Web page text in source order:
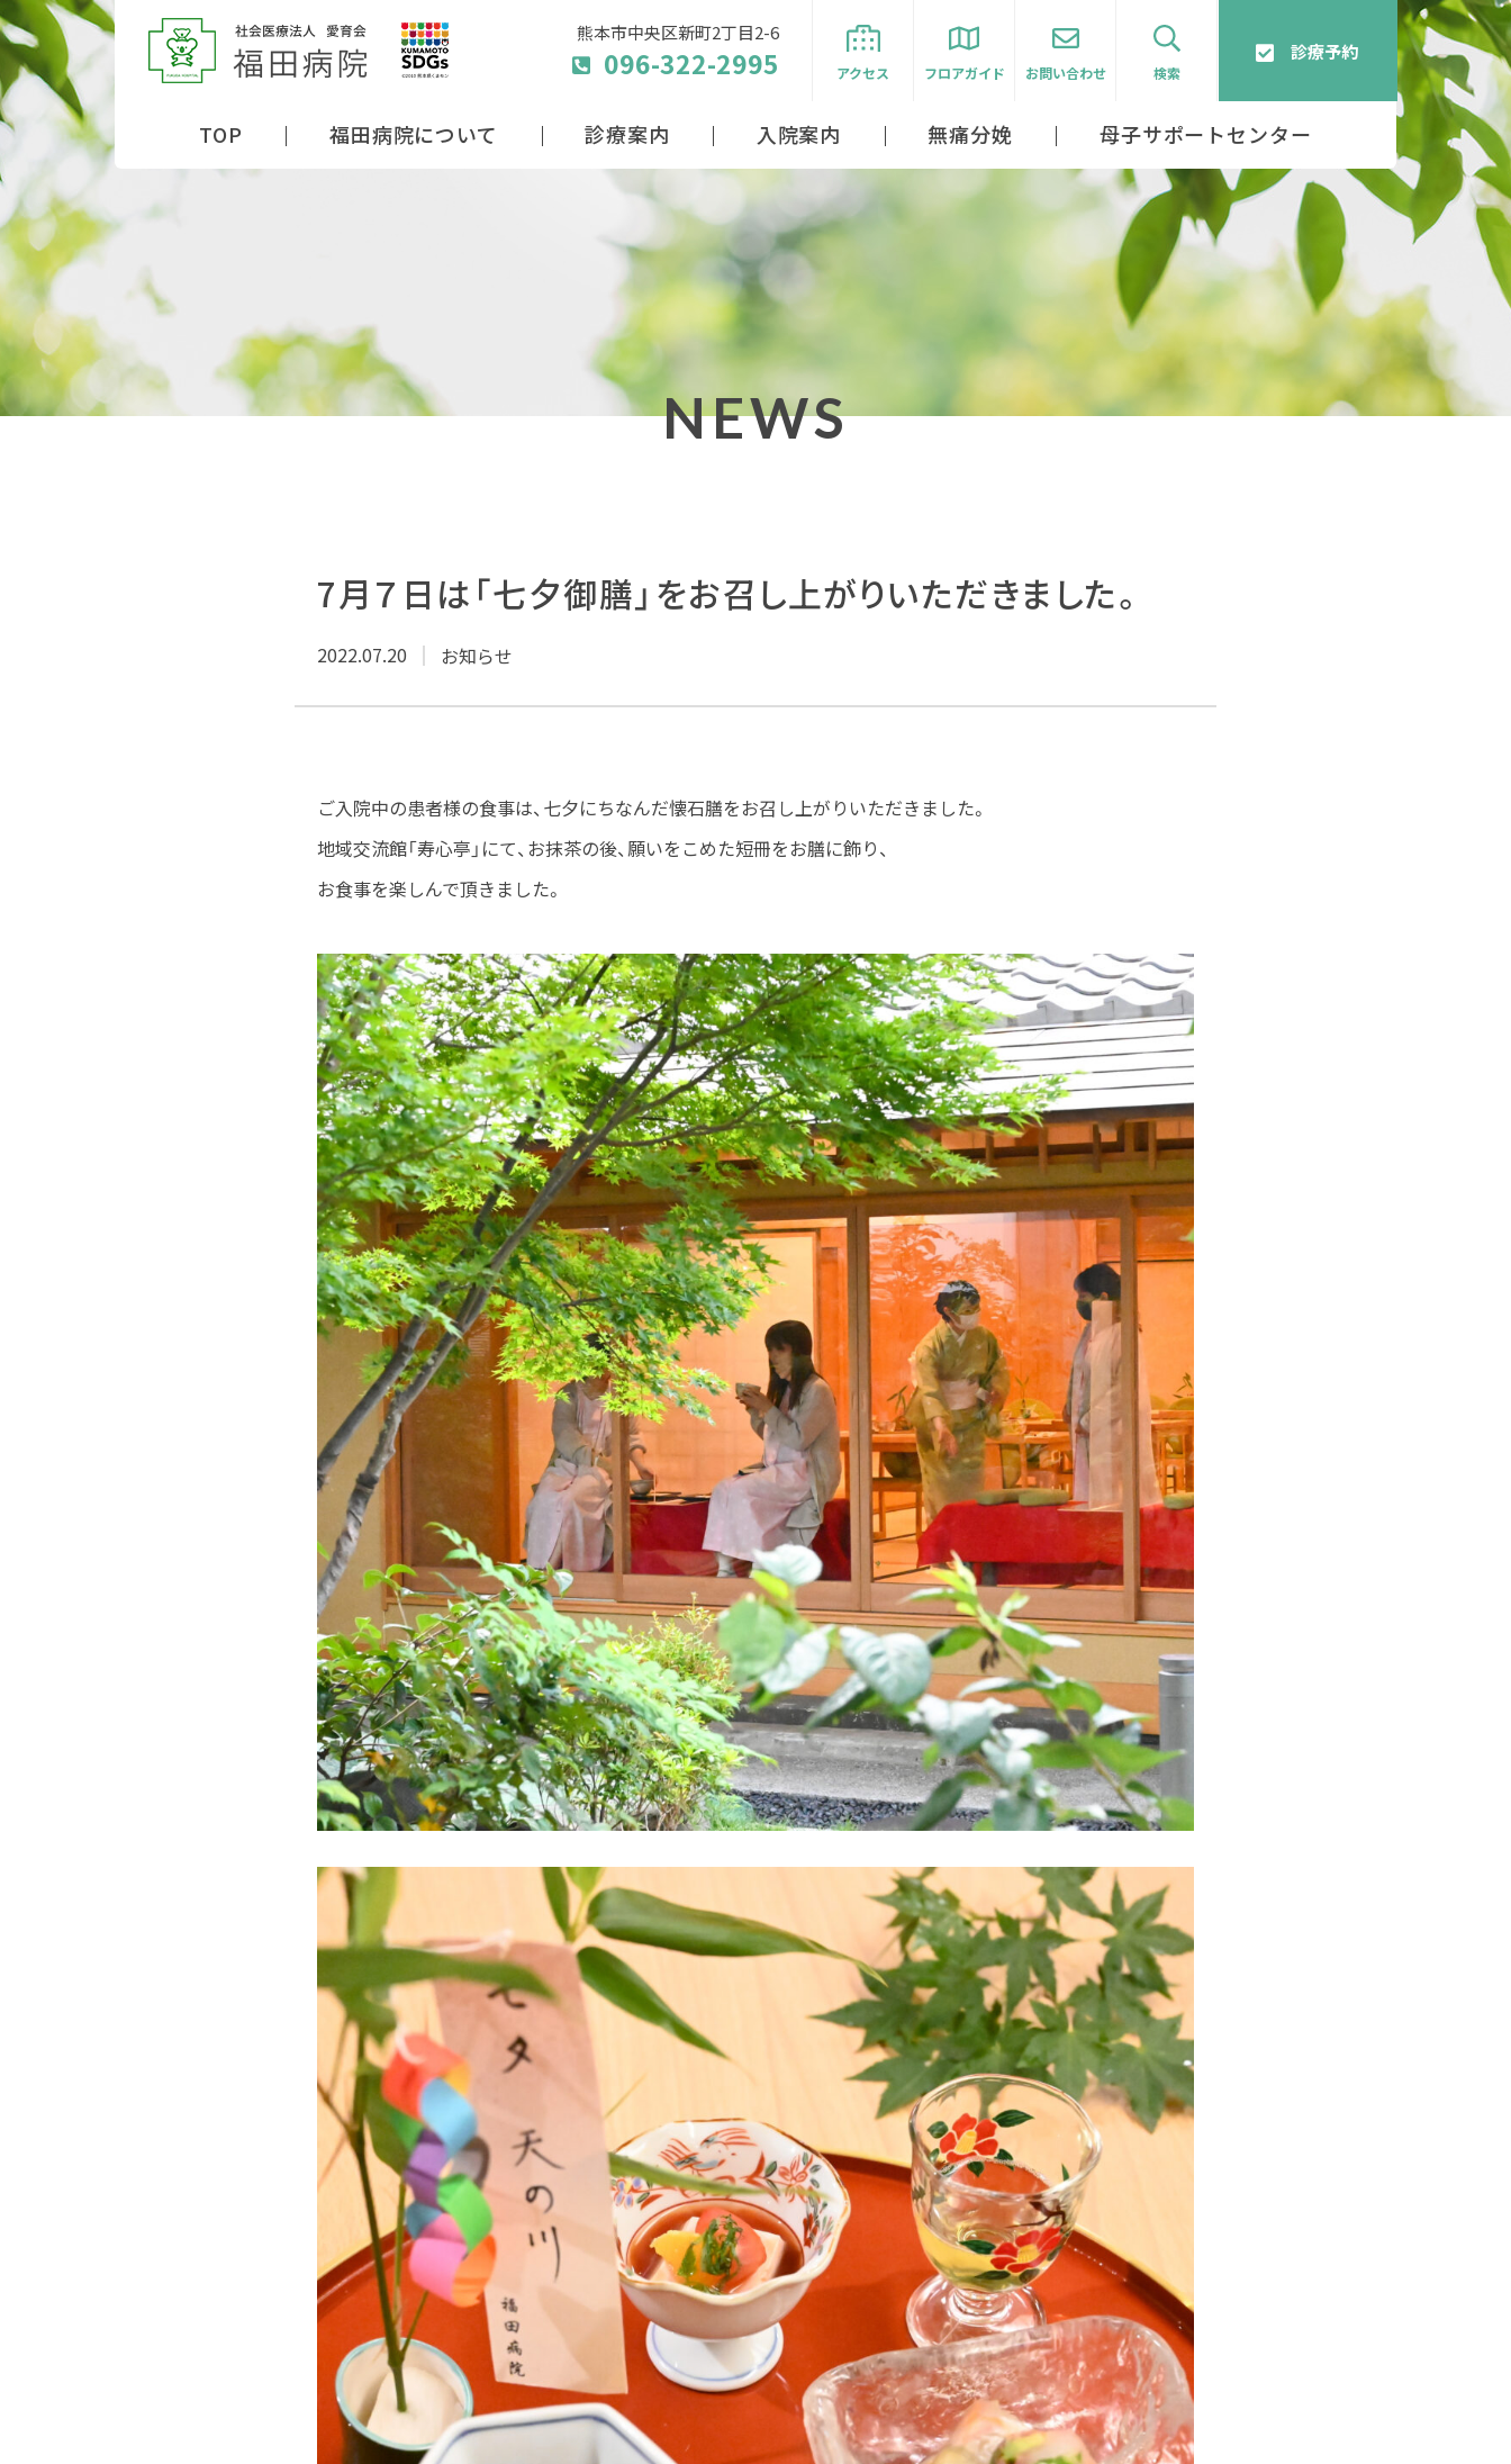
熊本市中央区新町2丁目2-6
096-322-2995 アクセス フロアガイド お問い合わせ 検索
診療予約
TOP 福田病院について 診療案内 入院案内 無痛分娩 母子サポートセンター
NEWS
7月７日は「七夕御膳」をお召し上がりいただきました。
2022.07.20 お知らせ
ご入院中の患者様の食事は、七夕にちなんだ懐石膳をお召し上がりいただきました。
地域交流館「寿心亭」にて、お抹茶の後、願いをこめた短冊をお膳に飾り、
お食事を楽しんで頂きました。